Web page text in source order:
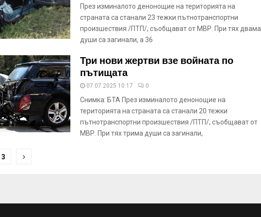
През изминалото денонощие на територията на
страната са станали 23 тежки пътнотранспортни
произшествия /ПТП/, съобщават от МВР. При тях двама
души са загинали, а 36
Три нови жертви взе войната по
пътищата
07.07.2025 10:17 0
Снимка: БТА През изминалото денонощие на
територията на страната са станали 20 тежки
пътнотранспортни произшествия /ПТП/, съобщават от
МВР. При тях трима души са загинали,
3